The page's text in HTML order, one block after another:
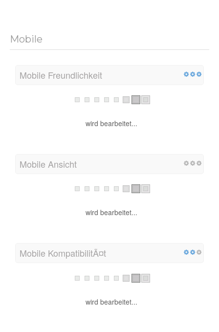
Mobile
Mobile Freundlichkeit
wird bearbeitet...
Mobile Ansicht
wird bearbeitet...
Mobile KompatibilitÃ¤t
wird bearbeitet...